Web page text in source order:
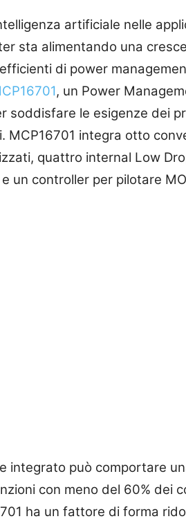
artificiale nelle
sta alimentando una
di power
, un Power
soddisfare le esigenze dei
MCP16701 integra otto
quattro internal Low
un controller per pilotare
integrato può comportare
con meno del 60% dei
ha un fattore di forma